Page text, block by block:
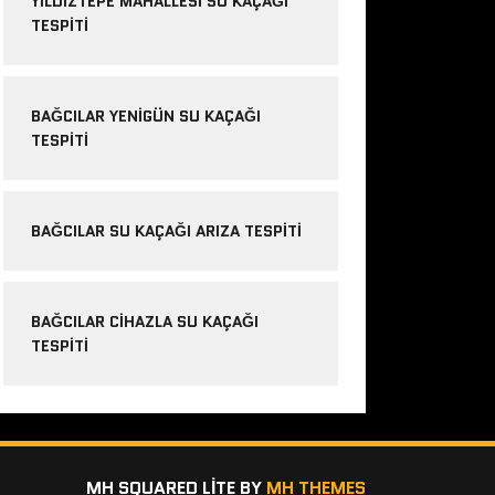
TESPITI
BAĞCILAR YENIGÜN SU KAÇAĞI
TESPITI
BAĞCILAR SU KAÇAĞI ARIZA TESPITI
BAĞCILAR CIHAZLA SU KAÇAĞI
TESPITI
MH SQUARED LITE BY MH THEMES